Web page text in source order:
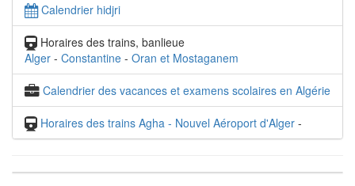
Calendrier hidjri
Horaires des trains, banlieue
Alger - Constantine - Oran et Mostaganem
Calendrier des vacances et examens scolaires en Algérie
Horaires des trains Agha - Nouvel Aéroport d'Alger -